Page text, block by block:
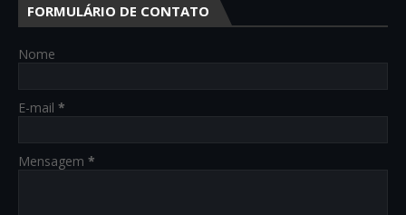
FORMULÁRIO DE CONTATO
Nome
E-mail *
Mensagem *